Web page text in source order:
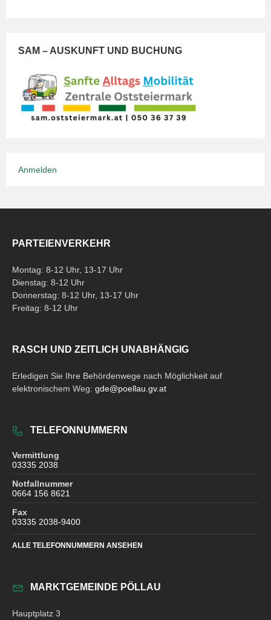
SAM – AUSKUNFT UND BUCHUNG
Anmelden
PARTEIENVERKEHR
Montag: 8-12 Uhr, 13-17 Uhr
Dienstag: 8-12 Uhr
Donnerstag: 8-12 Uhr, 13-17 Uhr
Freitag: 8-12 Uhr
RASCH UND ZEITLICH UNABHÄNGIG
Erledigen Sie Ihre Behördenwege nach Möglichkeit auf
elektronischem Weg: gde@poellau.gv.at
TELEFONNUMMERN
Vermittlung
03335 2038
Notfallnummer
0664 156 8621
Fax
03335 2038-9400
ALLE TELEFONNUMMERN ANSEHEN
MARKTGEMEINDE PÖLLAU
Hauptplatz 3